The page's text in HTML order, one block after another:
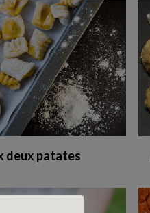
deux patates